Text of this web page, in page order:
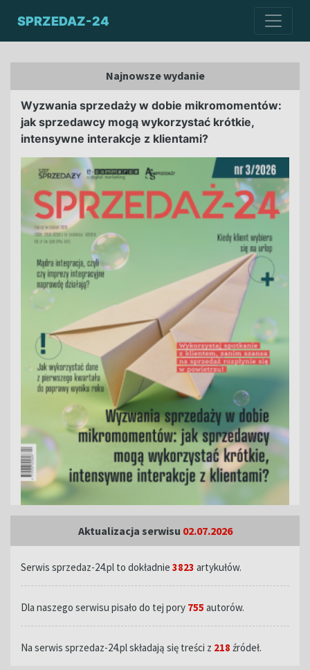
SPRZEDAZ-24
Najnowsze wydanie
Wyzwania sprzedaży w dobie mikromomentów:
jak sprzedawcy mogą wykorzystać krótkie,
intensywne interakcje z klientami?
Aktualizacja serwisu 02.07.2026
Serwis sprzedaz-24.pl to dokładnie 3823 artykułów.
Dla naszego serwisu pisało do tej pory 755 autorów.
Na serwis sprzedaz-24.pl składają się treści z 218 źródeł.